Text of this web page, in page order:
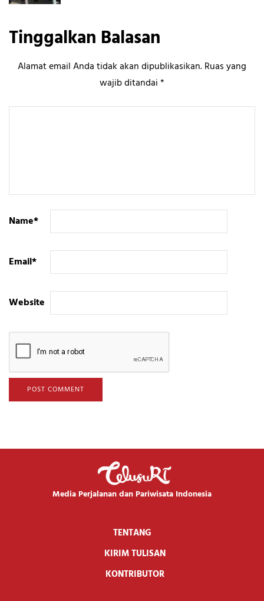
Tinggalkan Balasan
Alamat email Anda tidak akan dipublikasikan.Ruas yang
wajib ditandai*
Name*
Email*
Website
Media Perjalanan dan Pariwisata Indonesia
TENTANG
KIRIM TULISAN
KONTRIBUTOR